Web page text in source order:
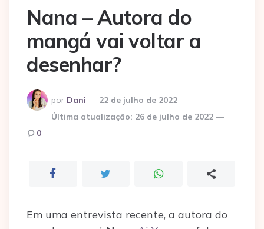
Nana – Autora do
mangá vai voltar a
desenhar?
Postado
por
por Dani
22 de julho de 2022
Última atualização: 26 de julho de 2022
0
Em uma entrevista recente, a autora do